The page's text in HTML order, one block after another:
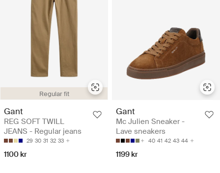
Regular fit
Gant
REG SOFT TWILL
JEANS - Regular jeans
29 30 31 32 33
1100 kr
Gant
Mc Julien Sneaker -
Lave sneakers
40 41 42 43 44
1199 kr